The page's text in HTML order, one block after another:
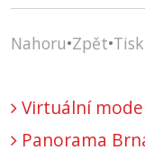
Nahoru•Zpět•Tisk
Virtuální
Panorama